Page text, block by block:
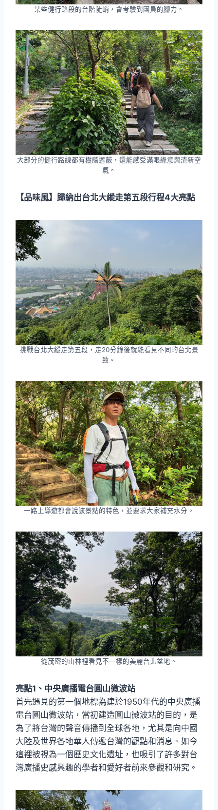
某些健行路段的台階陡峭，會考驗到團員的腳力。
大部分的健行路線都有樹蔭遮蔽，還能感受滿眼綠意與清新空
氣。
【品味風】歸納出台北大縱走第五段行程4大亮點
挑戰台北大縱走第五段，走20分鐘後就能看見不同的台北景
致。
一路上導遊都會說該景點的特色，並要求大家補充水分。
從茂密的山林裡看見不一樣的美麗台北盆地。
亮點1、中央廣播電台圓山微波站
首先遇見的第一個地標為建於1950年代的中央廣播
電台圓山微波站，當初建造圓山微波站的目的，是
為了將台灣的聲音傳播到全球各地，尤其是向中國
大陸及世界各地華人傳遞台灣的觀點和消息。如今
這裡被視為一個歷史文化遺址，也吸引了許多對台
灣廣播史感興趣的學者和愛好者前來參觀和研究。